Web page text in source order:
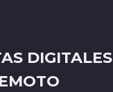
DIGITALES